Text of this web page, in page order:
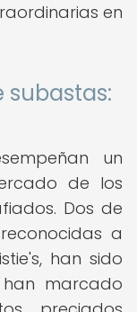
en
subastas:
un
de los
Dos de
a
han sido
marcado